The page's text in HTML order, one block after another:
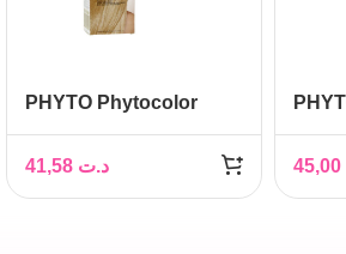
PHYTO Phytocolor
très clair, 1 kit
د.ت
1 kit